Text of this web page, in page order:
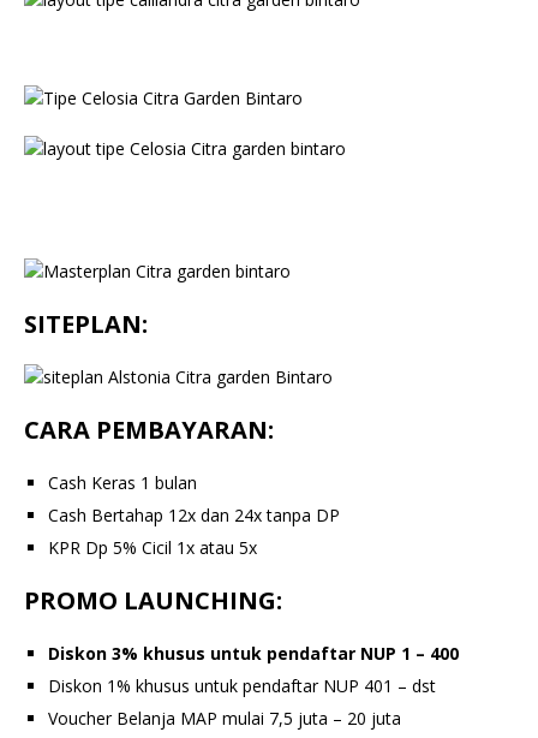
SITEPLAN:
CARA PEMBAYARAN:
Cash Keras 1 bulan
Cash Bertahap 12x dan 24x tanpa DP
KPR Dp 5% Cicil 1x atau 5x
PROMO LAUNCHING:
Diskon 3% khusus untuk pendaftar NUP 1 – 400
Diskon 1% khusus untuk pendaftar NUP 401 – dst
Voucher Belanja MAP mulai 7,5 juta – 20 juta